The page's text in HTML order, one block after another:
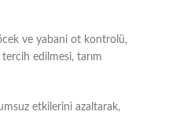
ve yabani ot kontrolü,
edilmesi, tarım
etkilerini azaltarak,